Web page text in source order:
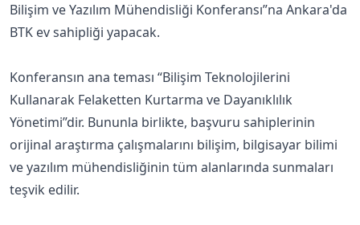
Bilişim ve Yazılım Mühendisliği Konferansı”na Ankara'da
BTK ev sahipliği yapacak.
Konferansın ana teması “Bilişim Teknolojilerini
Kullanarak Felaketten Kurtarma ve Dayanıklılık
Yönetimi”dir. Bununla birlikte, başvuru sahiplerinin
orijinal araştırma çalışmalarını bilişim, bilgisayar bilimi
ve yazılım mühendisliğinin tüm alanlarında sunmaları
teşvik edilir.